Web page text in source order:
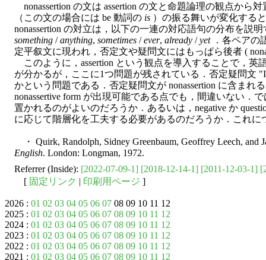
nonassertion の文は assertion の文と命題論理の観点から
（この文の場合には be 動詞の is ）の振る舞いが変化する
nonassertion の対立は，以下の一連の対応語句の分布を説明
something /anything, sometimes /ever, already /yet．各ペアの
定平叙文に現われ，否定文や疑問文にはもっぱら後者 (
このように，assertion という観点を導入することで，英
が分かるが，ここに1つ問題が残されている．否定疑問文
かという問題である．否定疑問文が nonassertion に含まれ
nonassertive form が出現可能である点でも，間違いない．
置かれるのがよいのだろうか．あるいは，negative か
に応じて階層化を工夫する必要があるのだろうか．これに
・ Quirk, Randolph, Sidney Greenbaum, Geoffrey Leech, and
English. London: Longman, 1972.
Referrer (Inside): [2022-07-09-1] [2018-12-14-1] [2011-12-03-1]
[ 固定リンク | 印刷用ページ ]
2026 : 01 02 03 04 05 06 07 08 09 10 11 12
2025 : 01 02 03 04 05 06 07 08 09 10 11 12
2024 : 01 02 03 04 05 06 07 08 09 10 11 12
2023 : 01 02 03 04 05 06 07 08 09 10 11 12
2022 : 01 02 03 04 05 06 07 08 09 10 11 12
2021 : 01 02 03 04 05 06 07 08 09 10 11 12